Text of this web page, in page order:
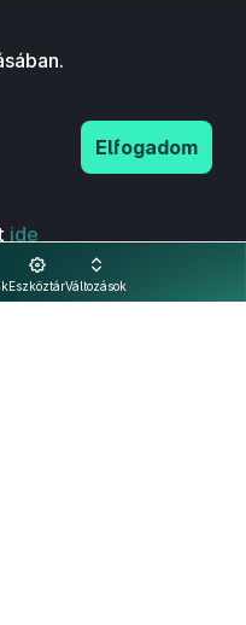
EszköztárVáltozások
ide
Elfogadom